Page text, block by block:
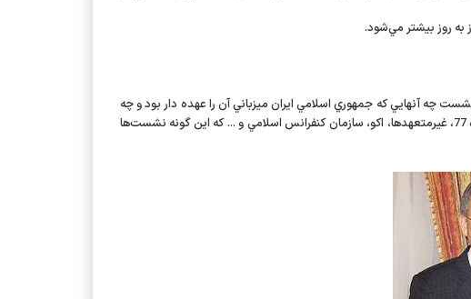
به روز بيشتر مي‌شود.
آنهايي كه جمهوري اسلامي ايران ميزباني آن را عهده دار بود و چه
نشست‌هاي ديگر در حاشيه شصت و پنجمين نشست مجمع عمومي برگزار شد از جمله اجلاس مجمع گفت‌وگوي همكاري آسيايي، گروه 77، غيرمتعهدها، اكو، سازمان كنفرانس اسلامي و ... كه اين گونه نشست‌ها